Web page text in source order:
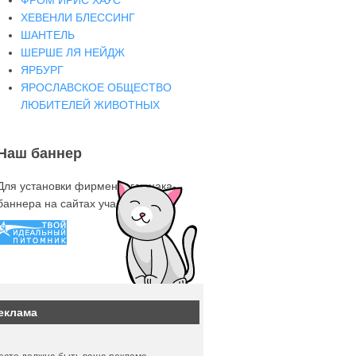
ХЕВЕНЛИ БЛЕССИНГ
ШАНТЕЛЬ
ШЕРШЕ ЛЯ НЕЙДЖ
ЯРБУРГ
ЯРОСЛАВСКОЕ ОБЩЕСТВО
ЛЮБИТЕЛЕЙ ЖИВОТНЫХ
баннер
установки фирменного знака-
на сайтах участниках